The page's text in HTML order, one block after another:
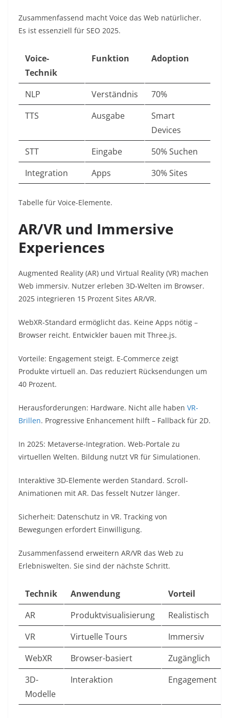
Zusammenfassend macht Voice das Web natürlicher.
Es ist essenziell für SEO 2025.​
Voice-
Technik
Funktion Adoption
NLP Verständnis
70% ​
TTS
Ausgabe
Smart
Devices ​
STT
Eingabe
50% Suchen ​
Integration
Apps 30% Sites ​
Tabelle für Voice-Elemente.​
AR/VR und Immersive
Experiences
Augmented Reality (AR) und Virtual Reality (VR) machen
Web immersiv. Nutzer erleben 3D-Welten im Browser.
2025 integrieren 15 Prozent Sites AR/VR.​
WebXR-Standard ermöglicht das. Keine Apps nötig –
Browser reicht. Entwickler bauen mit Three.js.​
Vorteile: Engagement steigt. E-Commerce zeigt
Produkte virtuell an. Das reduziert Rücksendungen um
40 Prozent.​
Herausforderungen: Hardware. Nicht alle haben VR-
Brillen. Progressive Enhancement hilft – Fallback für 2D.​
In 2025: Metaverse-Integration. Web-Portale zu
virtuellen Welten. Bildung nutzt VR für Simulationen.​
Interaktive 3D-Elemente werden Standard. Scroll-
Animationen mit AR. Das fesselt Nutzer länger.​
Sicherheit: Datenschutz in VR. Tracking von
Bewegungen erfordert Einwilligung.​
Zusammenfassend erweitern AR/VR das Web zu
Erlebniswelten. Sie sind der nächste Schritt.​
Technik Anwendung
Vorteil
AR
Produktvisualisierung
Realistisch ​
VR
Virtuelle Tours
Immersiv ​
WebXR
Browser-basiert
Zugänglich ​
3D-
Modelle
Interaktion
Engagement